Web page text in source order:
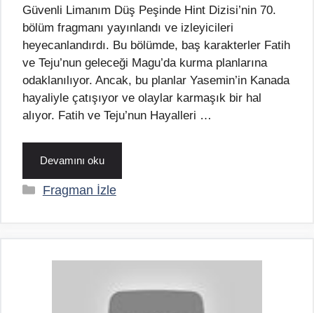
Güvenli Limanım Düş Peşinde Hint Dizisi’nin 70.
bölüm fragmanı yayınlandı ve izleyicileri
heyecanlandırdı. Bu bölümde, baş karakterler Fatih
ve Teju’nun geleceği Magu’da kurma planlarına
odaklanılıyor. Ancak, bu planlar Yasemin’in Kanada
hayaliyle çatışıyor ve olaylar karmaşık bir hal
alıyor. Fatih ve Teju’nun Hayalleri …
Devamını oku
Kategoriler
Fragman İzle